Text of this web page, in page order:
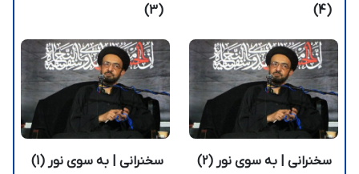
(4)
(3)
سخنرانی | به سوی نور (2) سخنرانی | به سوی نور (1)